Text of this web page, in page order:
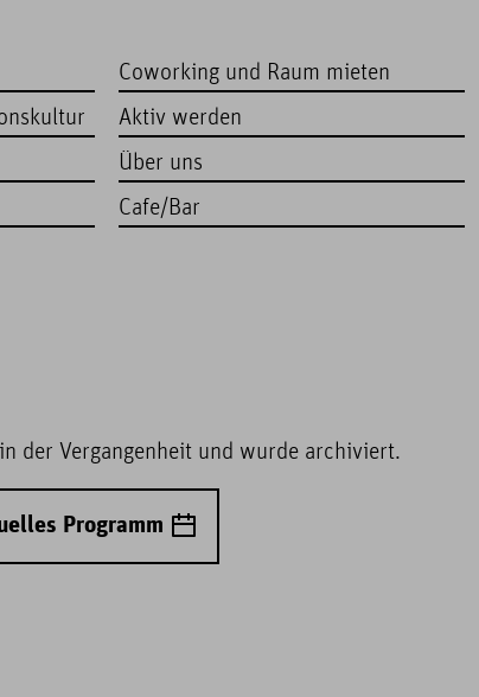
Coworking und Raum mieten
Aktiv werden
Über uns
Cafe/Bar
der Vergangenheit und wurde archiviert.
Programm